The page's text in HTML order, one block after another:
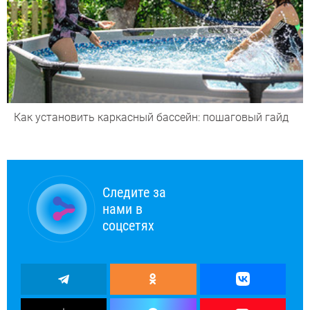
Как установить каркасный бассейн: пошаговый гайд
Следите за
нами в
соцсетях